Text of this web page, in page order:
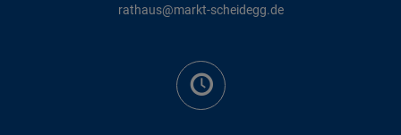
rathaus@markt-scheidegg.de